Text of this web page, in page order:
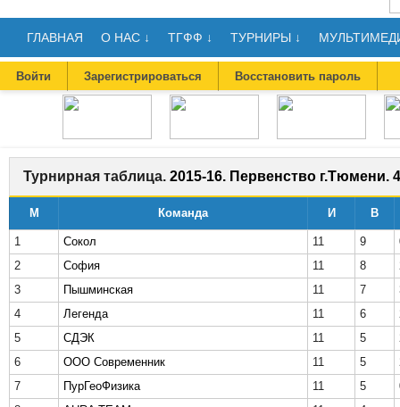
ГЛАВНАЯ О НАС ↓ ТГФФ ↓ ТУРНИРЫ ↓
Войти Зарегистрироваться Восстановить пароль
Турнирная таблица. 2015-16. Первенство г.Тюмени.
М Команда И В
1 Сокол 11 9
2
София 11 8
3
Пышминская 11 7
4
Легенда 11 6
5
СДЭК 11 5
6
ООО Современник 11 5
7
ПурГеоФизика 11 5